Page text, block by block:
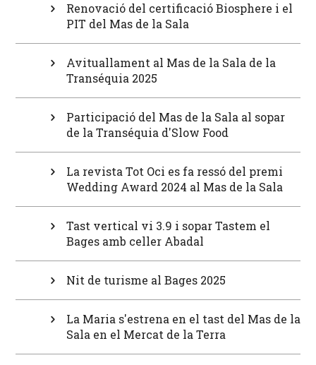
Renovació del certificació Biosphere i el
PIT del Mas de la Sala
Avituallament al Mas de la Sala de la
Transéquia 2025
Participació del Mas de la Sala al sopar
de la Transéquia d'Slow Food
La revista Tot Oci es fa ressó del premi
Wedding Award 2024 al Mas de la Sala
Tast vertical vi 3.9 i sopar Tastem el
Bages amb celler Abadal
Nit de turisme al Bages 2025
La Maria s'estrena en el tast del Mas de la
Sala en el Mercat de la Terra